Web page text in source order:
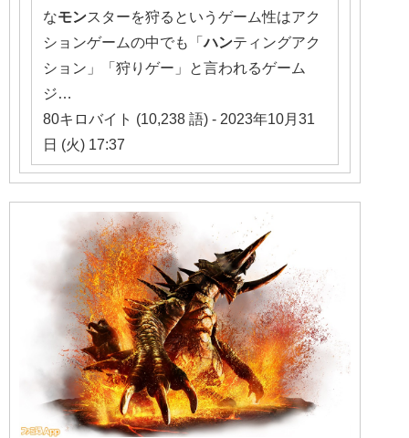
なモンスターを狩るというゲーム性はアク
ションゲームの中でも「 ハンティングアク
ション」「狩りゲー」と言われるゲーム
ジ…
80キロバイト (10,238 語) - 2023年10月31
日 (火) 17:37